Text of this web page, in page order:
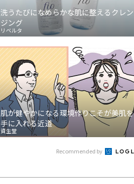
洗うたびになめらかな肌に整えるクレン
ジング
リベルタ
肌が健やかになる環境作りこそが美肌を
手に入れる近道
資生堂
Recommended by